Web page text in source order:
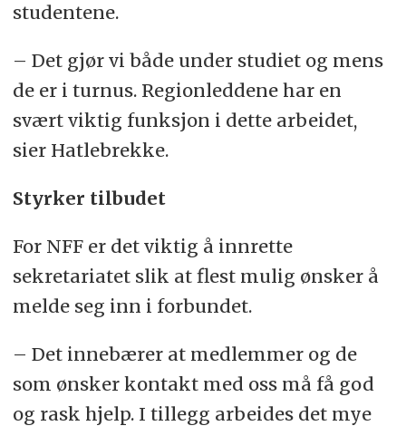
studentene.
– Det gjør vi både under studiet og mens
de er i turnus. Regionleddene har en
svært viktig funksjon i dette arbeidet,
sier Hatlebrekke.
Styrker tilbudet
For NFF er det viktig å innrette
sekretariatet slik at flest mulig ønsker å
melde seg inn i forbundet.
– Det innebærer at medlemmer og de
som ønsker kontakt med oss må få god
og rask hjelp. I tillegg arbeides det mye